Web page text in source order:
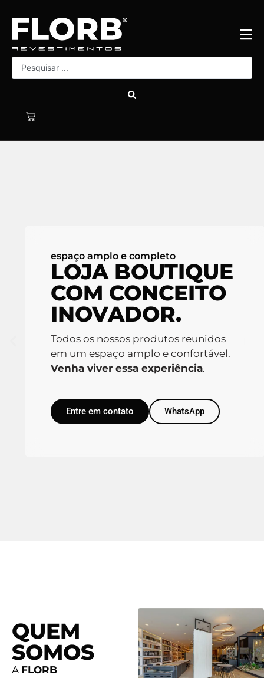
espaço amplo e completo
LOJA BOUTIQUE
COM CONCEITO
INOVADOR.
Todos os nossos produtos reunidos
em um espaço amplo e confortável.
Venha viver essa experiência.
Entre em contato WhatsApp
QUEM
SOMOS
A FLORB